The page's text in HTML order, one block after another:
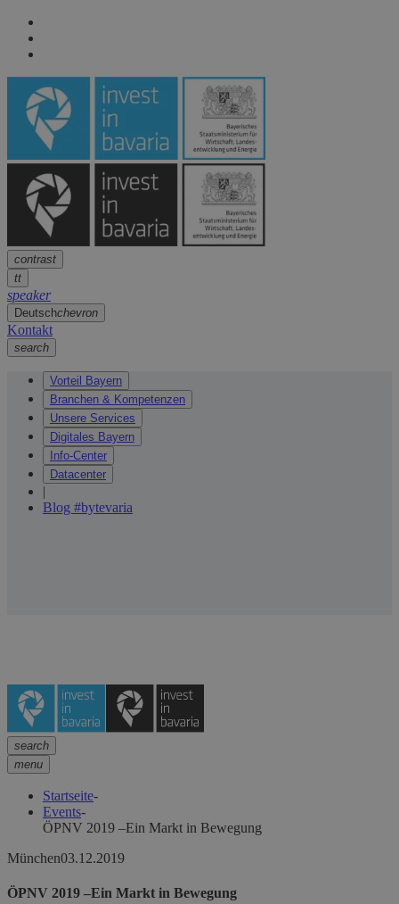
contrast
tt
speaker
Deutschchevron
Kontakt
search
Vorteil Bayern
Branchen & Kompetenzen
Unsere Services
Digitales Bayern
Info-Center
Datacenter
|
Blog #bytevaria
search
menu
Startseite-
Events-
ÖPNV 2019 –Ein Markt in Bewegung
München03.12.2019
ÖPNV 2019 –Ein Markt in Bewegung